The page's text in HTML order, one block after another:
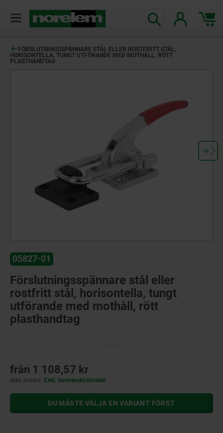
FÖRSLUTNINGSSPÄNNARE STÅL ELLER ROSTFRITT STÅL,
HORISONTELLA, TUNGT UTFÖRANDE MED MOTHÅLL, RÖTT
PLASTHANDTAG
05827-01
Förslutningsspännare stål eller
rostfritt stål, horisontella, tungt
utförande med mothåll, rött
plasthandtag
från 1 108,57 kr
exkl. moms Exkl. leveranskostnader
DU MÅSTE VÄLJA EN VARIANT FÖRST